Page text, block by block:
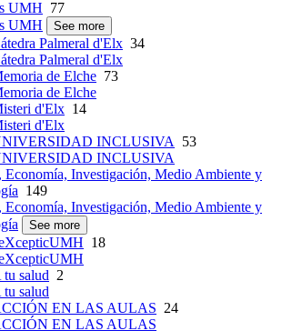
UMH 77
UMH
See more
Palmeral d'Elx 34
Palmeral d'Elx
de Elche 73
de Elche
d'Elx 14
d'Elx
INCLUSIVA
53
INCLUSIVA
Economía, Investigación, Medio Ambiente y
149
Economía, Investigación, Medio Ambiente y
See more
18
tu salud 2
tu salud
EN LAS AULAS 24
EN LAS AULAS